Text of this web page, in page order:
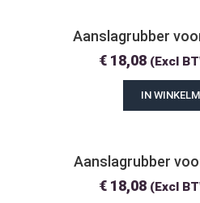
Aanslagrubber
€18,08 (Excl
IN
Aanslagrubber
€18,08 (Excl